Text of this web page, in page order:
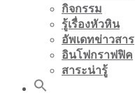
กิจกรรม
รู้เรื่องหัวหิน
อัพเดทข่าวสาร
อินโฟกราฟฟิค
สาระน่ารู้